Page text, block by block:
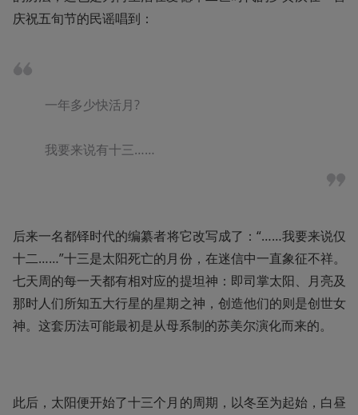
庆祝五旬节的民谣唱到：
一年多少快活月?
我要来说有十三……
后来一名都铎时代的编纂者将它改写成了：“……我要来说仅
十二……”十三是太阳死亡的月份，在迷信中一直象征不祥。
七天周的每一天都有相对应的提坦神：即司掌太阳、月亮及
那时人们所知五大行星的星期之神，创造他们的则是创世女
神。这套历法可能最初是从母系制的苏美尔演化而来的。
此后，太阳便开始了十三个月的周期，以冬至为起始，白昼